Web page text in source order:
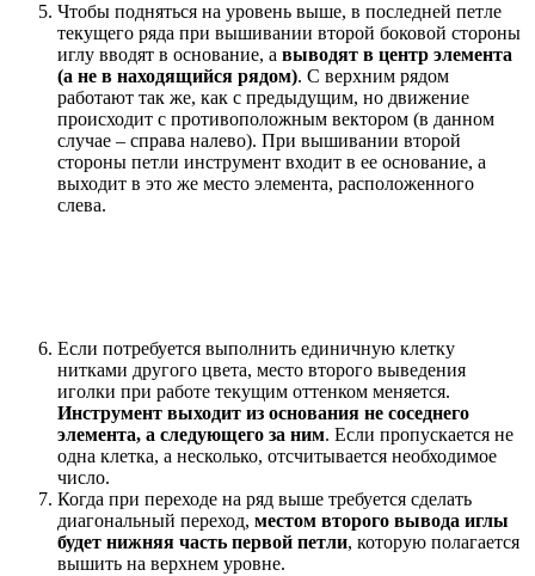
Чтобы подняться на уровень выше, в последней петле
текущего ряда при вышивании второй боковой стороны
иглу вводят в основание, а выводят в центр элемента
(а не в находящийся рядом). С верхним рядом
работают так же, как с предыдущим, но движение
происходит с противоположным вектором (в данном
случае – справа налево). При вышивании второй
стороны петли инструмент входит в ее основание, а
выходит в это же место элемента, расположенного
слева.
Если потребуется выполнить единичную клетку
нитками другого цвета, место второго выведения
иголки при работе текущим оттенком меняется.
Инструмент выходит из основания не соседнего
элемента, а следующего за ним. Если пропускается не
одна клетка, а несколько, отсчитывается необходимое
число.
Когда при переходе на ряд выше требуется сделать
диагональный переход, местом второго вывода иглы
будет нижняя часть первой петли, которую полагается
вышить на верхнем уровне.